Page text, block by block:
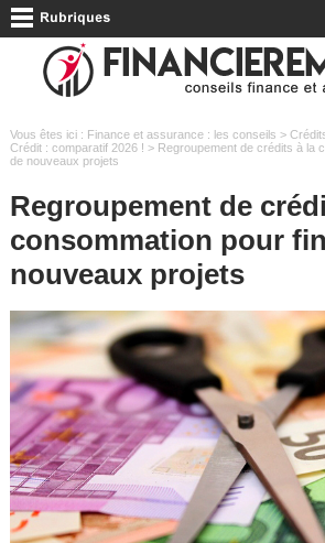
Vous êtes ici : Finance et assurance : les conseils >
Crédit : comparatif 2026 ! > Regroupement de crédits à la
de nouveaux projets
Regroupement de
consommation pour
nouveaux projets